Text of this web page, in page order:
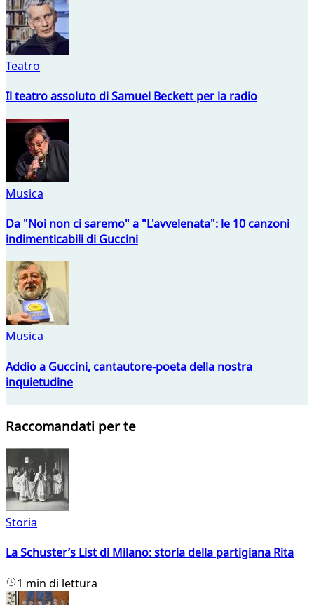
Teatro
Il teatro assoluto di Samuel Beckett per la radio
Musica
Da "Noi non ci saremo" a "L'avvelenata": le 10 canzoni
indimenticabili di Guccini
Musica
Addio a Guccini, cantautore-poeta della nostra
inquietudine
Raccomandati per te
Storia
La Schuster’s List di Milano: storia della partigiana Rita
1 min di lettura